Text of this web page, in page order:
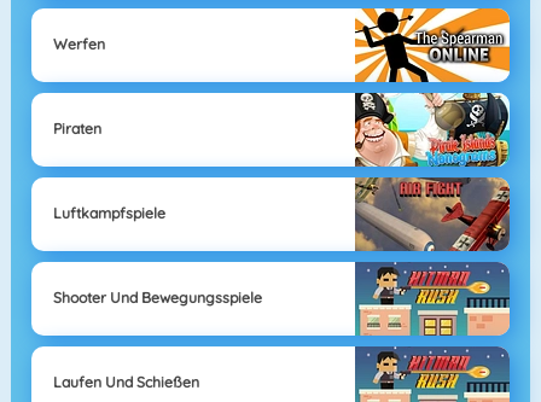
Werfen
Piraten
Luftkampfspiele
Shooter Und Bewegungsspiele
Laufen Und Schießen